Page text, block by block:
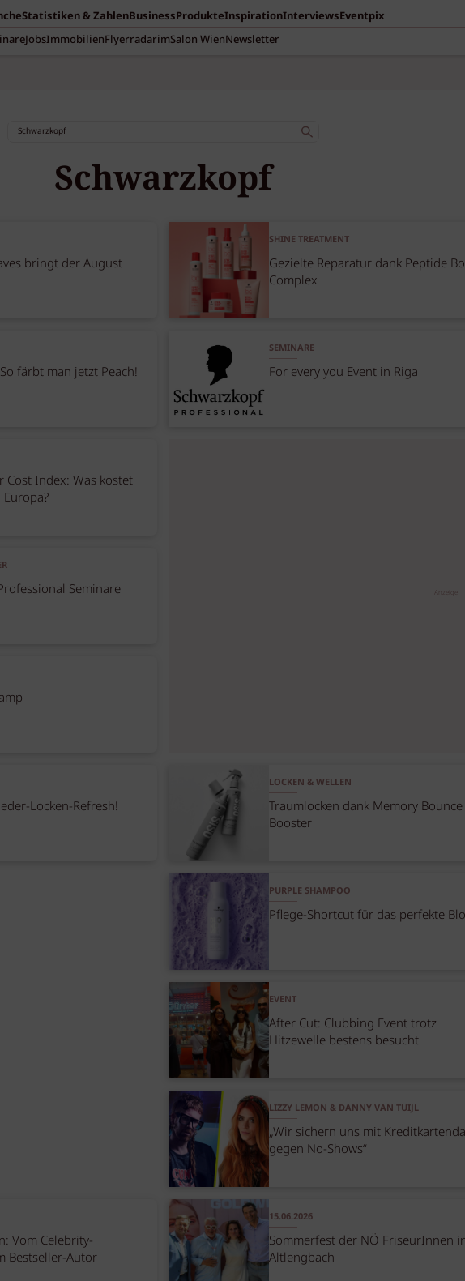
Statistiken & ZahlenBusinessProdukteInspirationInterviewsEventpix
JobsImmobilienFlyerradarimSalon WienNewsletter
Schwarzkopf
bringt der August
SHINE TREATMENT
Gezielte Reparatur dank Peptide
Complex
färbt man jetzt Peach!
SEMINARE
For every you Event in Riga
Cost Index: Was kostet
Anzeige
Seminare
Locken-Refresh!
LOCKEN & WELLEN
Traumlocken dank Memory Bounce
Booster
PURPLE SHAMPOO
Pflege-Shortcut für das perfekte
EVENT
After Cut: Clubbing Event trotz
Hitzewelle bestens besucht
LIZZY LEMON & DANNY VAN TUIJL
„Wir sichern uns mit
gegen No-Shows“
Vom Celebrity-
Bestseller-Autor
15.06.2026
Sommerfest der NÖ FriseurInnen
Altlengbach